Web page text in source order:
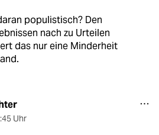
populistisch? Den
nach zu Urteilen
das nur eine Minderheit
Uhr